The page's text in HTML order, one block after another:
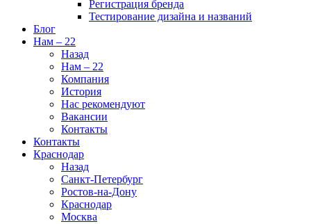
Регистрация бренда
Тестирование дизайна и названий
Блог
Нам – 22
Назад
Нам – 22
Компания
История
Нас рекомендуют
Вакансии
Контакты
Контакты
Краснодар
Назад
Санкт-Петербург
Ростов-на-Дону
Краснодар
Москва